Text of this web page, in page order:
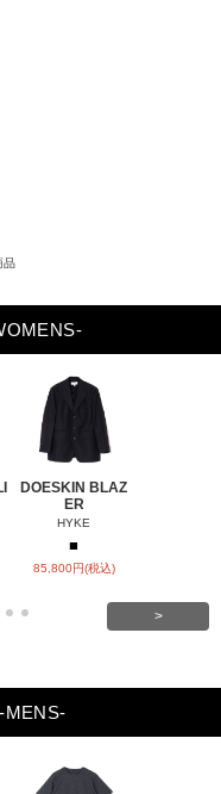
品
DOESKIN BLAZ
ER
HYKE
■
85,800円(税込)
>
-MENS-